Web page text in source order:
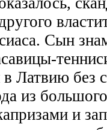
Сын
Латвию без
из
и